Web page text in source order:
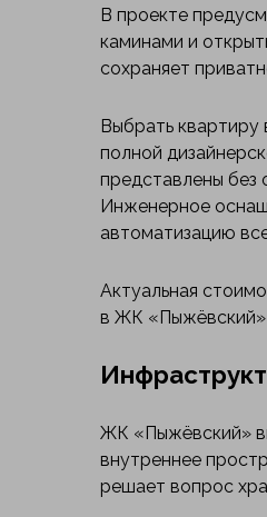
В проекте
каминами и
сохраняет
Выбрать квартиру
полной
представлены без
Инженерное
автоматизацию
Актуальная
в ЖК «Пыжёвский»
ЖК «Пыжёвский»
внутреннее
решает вопрос